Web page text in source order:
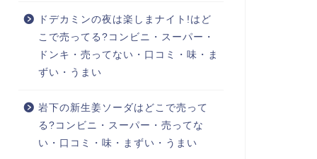
ドデカミンの夜は楽しまナイト!はど
こで売ってる?コンビニ・スーパー・
ドンキ・売ってない・口コミ・味・ま
ずい・うまい
岩下の新生姜ソーダはどこで売って
る?コンビニ・スーパー・売ってな
い・口コミ・味・まずい・うまい